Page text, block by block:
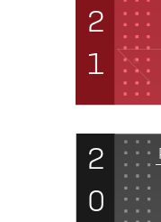
2
1
2
0